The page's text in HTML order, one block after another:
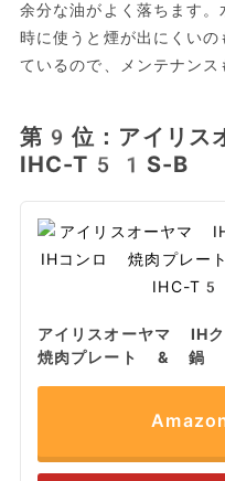
余分な油がよく落ちます
時に使うと煙が出にくい
ているので、メンテナンス
第9位：アイリス
IHC-T51S-B
アイリスオーヤマ IH
焼肉プレート & 鍋